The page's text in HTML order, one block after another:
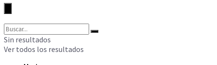
Sin resultados
Ver todos los resultados